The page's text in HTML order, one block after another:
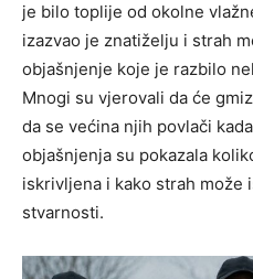
je bilo toplije od okolne
izazvao je znatiželju i strah
objašnjenje koje je razbilo
Mnogi su vjerovali da će
da se većina njih povlači
objašnjenja su pokazala
iskrivljena i kako strah može
stvarnosti.